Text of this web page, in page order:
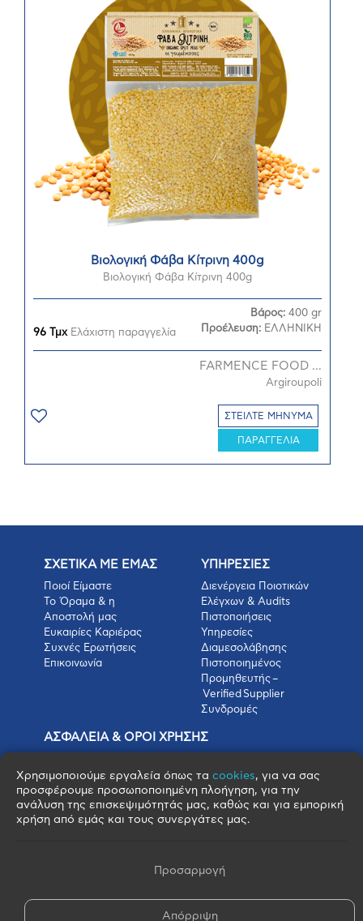
Βιολογική Φάβα Κίτρινη 400g
Βιολογική Φάβα Κίτρινη 400g
96 ΤμχΕλάχιστη παραγγελία
Βάρος: 400 gr
Προέλευση: ΕΛΛΗΝΙΚΗ
FARMENCE FOOD ...
Argiroupoli
ΣΤΕΙΛΤΕ ΜΗΝΥΜΑ
ΠΑΡΑΓΓΕΛΙΑ
ΣΧΕΤΙΚΑ ΜΕ ΕΜΑΣ
Ποιοί Είμαστε
Το Όραμα & η
Αποστολή μας
Ευκαιρίες Καριέρας
Συχνές Ερωτήσεις
Επικοινωνία
ΥΠΗΡΕΣΙΕΣ
Διενέργεια Ποιοτικών
Ελέγχων & Audits
Πιστοποιήσεις
Υπηρεσίες
Διαμεσολάβησης
Πιστοποιημένος
Προμηθευτής –
Verified Supplier
Συνδρομές
ΑΣΦΑΛΕΙΑ & ΟΡΟΙ ΧΡΗΣΗΣ
Όροι Χρήσης
Όροι Πώλησης
Όροι Αγοράς
Πολιτική Cookies
Χρησιμοποιούμε εργαλεία όπως τα cookies, για να σας
προσφέρουμε προσωποποιημένη πλοήγηση, για την
ανάλυση της επισκεψιμότητάς μας, καθώς και για εμπορική
χρήση από εμάς και τους συνεργάτες μας.
Προσαρμογή
Απόρριψη